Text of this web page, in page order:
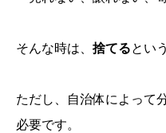
そんな時は、 捨てるとい
ただし、自治体によって
必要です。